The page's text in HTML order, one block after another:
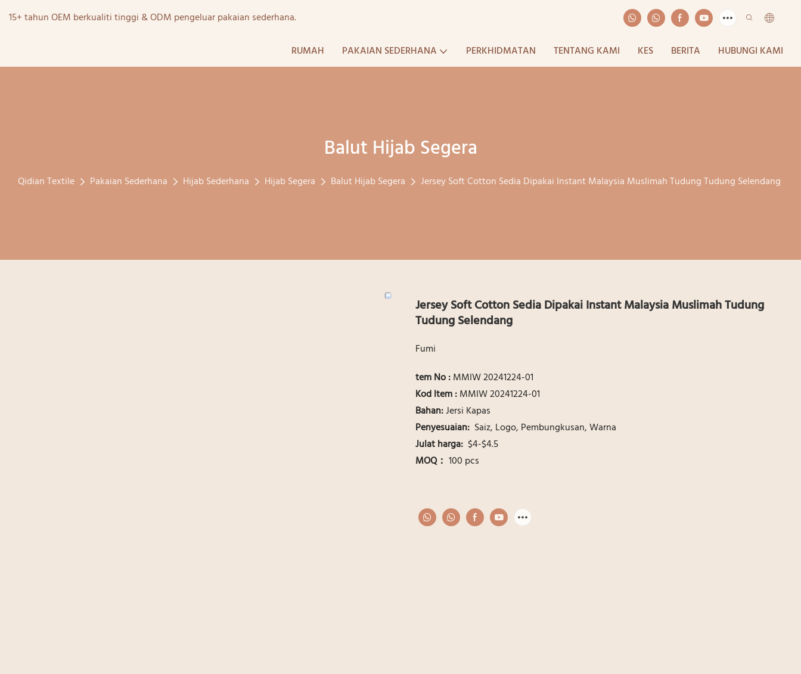
15+ tahun OEM berkualiti tinggi & ODM pengeluar pakaian sederhana.
RUMAH PAKAIAN SEDERHANA PERKHIDMATAN TENTANG KAMI KES BERITA HUBUNGI KAMI
Balut Hijab Segera
Qidian Textile Pakaian Sederhana Hijab Sederhana Hijab Segera Balut Hijab Segera Jersey Soft Cotton Sedia Dipakai Instant Malaysia Muslimah Tudung Tudung Selendang
Jersey Soft Cotton Sedia Dipakai Instant Malaysia Muslimah Tudung
Tudung Selendang
Fumi
tem No :MMIW 20241224-01
Kod ltem :MMIW 20241224-01
Bahan:Jersi Kapas
Penyesuaian: Saiz, Logo, Pembungkusan, Warna
Julat harga: $4-$4.5
MOQ： 100 pcs